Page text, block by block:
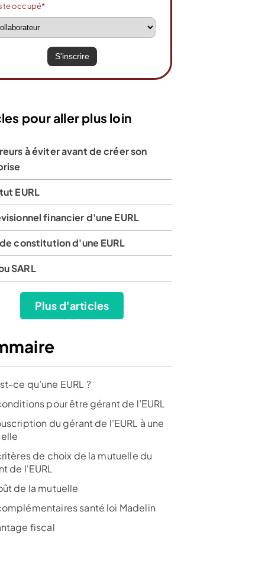
l’offre
occupé*
pour aller plus loin
à éviter avant de créer son
EURL
financier d'une EURL
constitution d'une EURL
SARL
Plus d'articles
ce qu’une EURL ?
pour être gérant de l’EURL
du gérant de l'EURL à une
de choix de la mutuelle du
de l'EURL
de la mutuelle
santé loi Madelin
fiscal